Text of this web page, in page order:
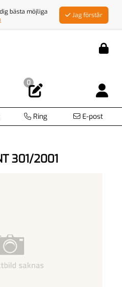
bästa möjliga
Jag förstår
0
Ring E-post
301/2001